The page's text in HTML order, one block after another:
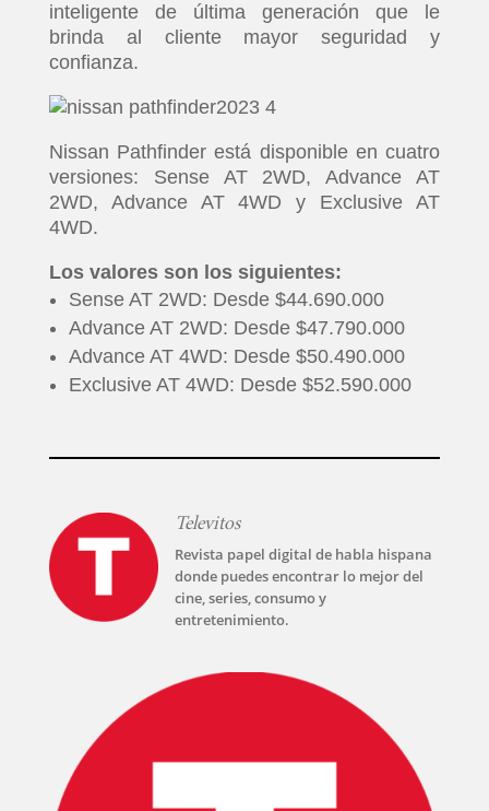
inteligente de última generación que le
brinda al cliente mayor seguridad y
confianza.
Nissan Pathfinder está disponible en cuatro
versiones: Sense AT 2WD, Advance AT
2WD, Advance AT 4WD y Exclusive AT
4WD.
Los valores son los siguientes:
Sense AT 2WD: Desde $44.690.000
Advance AT 2WD: Desde $47.790.000
Advance AT 4WD: Desde $50.490.000
Exclusive AT 4WD: Desde $52.590.000
Televitos
Revista papel digital de habla hispana
donde puedes encontrar lo mejor del
cine, series, consumo y
entretenimiento.